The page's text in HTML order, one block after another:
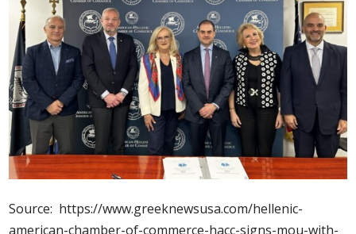
Source: https://www.greeknewsusa.com/hellenic-
american-chamber-of-commerce-hacc-signs-mou-with-